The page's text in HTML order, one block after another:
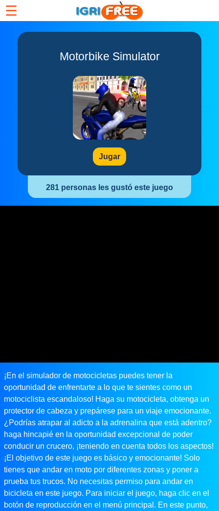
☰
Motorbike Simulator
Jugar
281 personas les gustó este juego
¡En el simulador de motocicletas puedes tener la
oportunidad de enfrentarte a lo que te sientes como un
motociclista escandaloso! Haga su motocicleta, obtenga un
protector de cabeza y prepárese para un viaje emocionante.
¿Podrías atrapar al adicto a la adrenalina que está adentro?
haga hincapié en la oportunidad excepcional de poder
conducir un crucero, ¡teniendo en cuenta todos los aspectos!
¡El objetivo de este juego es básico y emocionante! Solo
tienes que andar en moto por diferentes zonas y poner a
prueba tus trucos. No necesitas permiso para andar en
bicicleta en este juego. Para iniciar el juego, haga clic en el
botón de reproducción en el menú principal. En este punto,